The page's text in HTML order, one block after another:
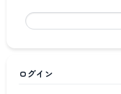
ログイン